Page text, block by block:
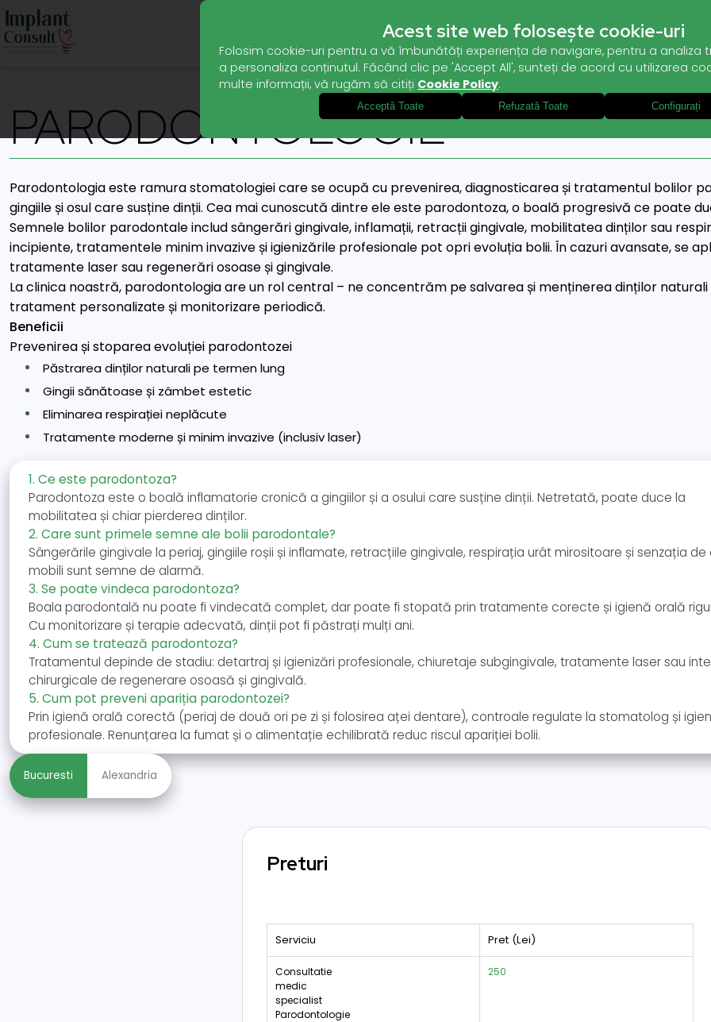
PARODONTOLOGIE
Parodontologia este ramura stomatologiei care se ocupă cu prevenirea, diagnosticarea și tratamentul bolilor
gingiile și osul care susține dinții. Cea mai cunoscută dintre ele este parodontoza, o boală progresivă ce poate
Semnele bolilor parodontale includ sângerări gingivale, inflamații, retracții gingivale, mobilitatea dinților sau
incipiente, tratamentele minim invazive și igienizările profesionale pot opri evoluția bolii. În cazuri avansate, se
tratamente laser sau regenerări osoase și gingivale.
La clinica noastră, parodontologia are un rol central – ne concentrăm pe salvarea și menținerea dinților
tratament personalizate și monitorizare periodică.
Beneficii
Prevenirea și stoparea evoluției parodontozei
Păstrarea dinților naturali pe termen lung
Gingii sănătoase și zâmbet estetic
Eliminarea respirației neplăcute
Tratamente moderne și minim invazive (inclusiv laser)
1. Ce este parodontoza?
Parodontoza este o boală inflamatorie cronică a gingiilor și a osului care susține dinții. Netretată, poate duce la
mobilitatea și chiar pierderea dinților.
2. Care sunt primele semne ale bolii parodontale?
Sângerările gingivale la periaj, gingiile roșii și inflamate, retracțiile gingivale, respirația urât mirositoare și senzația de
mobili sunt semne de alarmă.
3. Se poate vindeca parodontoza?
Boala parodontală nu poate fi vindecată complet, dar poate fi stopată prin tratamente corecte și igienă orală
Cu monitorizare și terapie adecvată, dinții pot fi păstrați mulți ani.
4. Cum se tratează parodontoza?
Tratamentul depinde de stadiu: detartraj și igienizări profesionale, chiuretaje subgingivale, tratamente laser sau
chirurgicale de regenerare osoasă și gingivală.
5. Cum pot preveni apariția parodontozei?
Prin igienă orală corectă (periaj de două ori pe zi și folosirea aței dentare), controale regulate la stomatolog și
profesionale. Renunțarea la fumat și o alimentație echilibrată reduc riscul apariției bolii.
Bucuresti Alexandria
Preturi
Serviciu Pret (Lei)
Consultatie
medic
specialist
Parodontologie
250
Acest site web folosește cookie-uri
Folosim cookie-uri pentru a vă îmbunătăți experiența de navigare, pentru a analiza
a personaliza conținutul. Făcând clic pe 'Accept All', sunteți de acord cu utilizarea
multe informații, vă rugăm să citiți Cookie Policy.
Acceptă Toate Refuzată Toate Configurați